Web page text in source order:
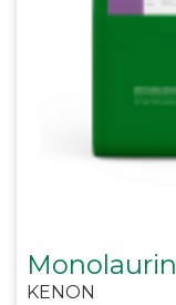
Monolaurin
KENON